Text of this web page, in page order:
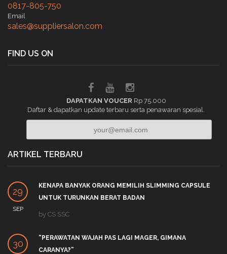
0817-805-750
Email
sales@suppliersalon.com
FIND US ON
DAPATKAN VOUCER Rp 75.000
Daftar & dapatkan update terbaru serta penawaran spesial.
ARTIKEL TERBARU
29
SEP
KENAPA BANYAK ORANG MEMILIH SLIMMING CAPSULE
UNTUK TURUNKAN BERAT BADAN
by CS SSC
30
“PERAWATAN WAJAH PAS LAGI MAGER, GIMANA
CARANYA?”